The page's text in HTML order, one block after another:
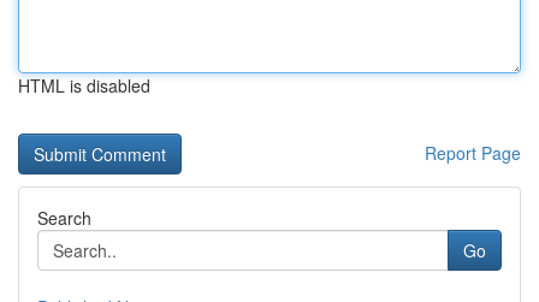
HTML is disabled
Report Page
Search
Go